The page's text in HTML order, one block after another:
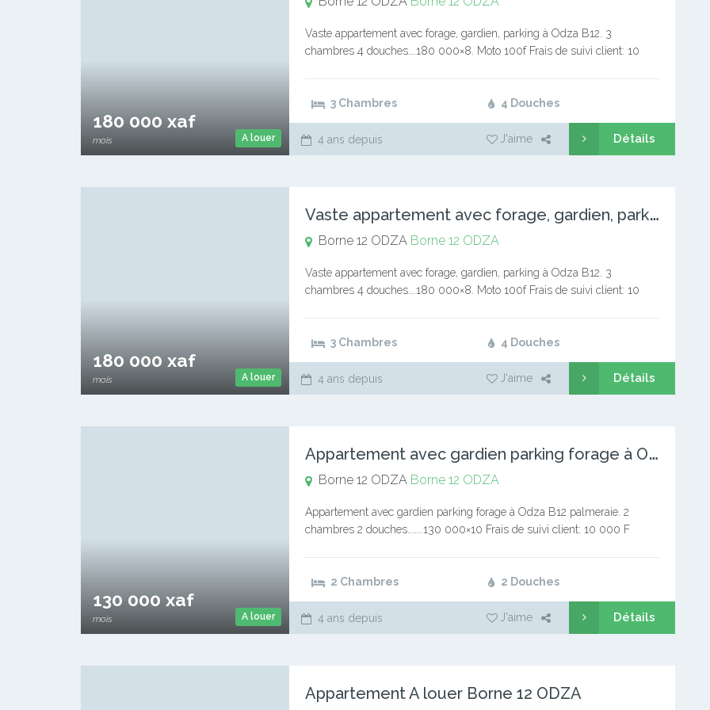
A louer
180 000 xaf
mois
Vaste appartement avec forage, gardien, parking à Odza B12. 3
chambres 4 douches….180 000×8. Moto 100f Frais de suivi client: 10
3 Chambres 4 Douches
4 ans depuis J'aime Détails
A louer
180 000 xaf
mois
V
aste appartement avec forage, gardien, parking à Odza B12.
Borne 12 ODZA Borne 12 ODZA
Vaste appartement avec forage, gardien, parking à Odza B12. 3
chambres 4 douches….180 000×8. Moto 100f Frais de suivi client: 10
3 Chambres 4 Douches
4 ans depuis J'aime Détails
A louer
130 000 xaf
mois
A
ppartement avec gardien parking forage à Odza B12 palmeraie
Borne 12 ODZA Borne 12 ODZA
Appartement avec gardien parking forage à Odza B12 palmeraie. 2
chambres 2 douches……..130 000×10 Frais de suivi client: 10 000 F
2 Chambres 2 Douches
4 ans depuis J'aime Détails
Appartement A louer Borne 12 ODZA